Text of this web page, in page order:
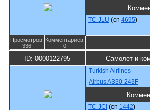
TC-JLU (cn 4695)
Просмотров:
336
Комментариев:
0
ID: 0000122795 Самолет и
Turkish Airlines
Airbus A330-243F
TC-JCI (cn 1442)